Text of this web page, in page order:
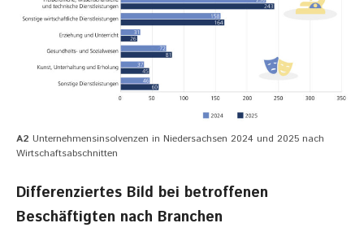
A2 Unternehmensinsolvenzen in Niedersachsen 2024 und 2025 nach
Wirtschaftsabschnitten
Differenziertes Bild bei betroffenen
Beschäftigten nach Branchen